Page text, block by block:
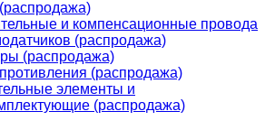
и компенсационные провода
(распродажа)
(распродажа)
(распродажа)
элементы и
(распродажа)